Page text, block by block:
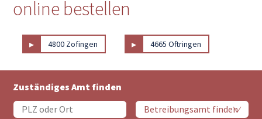
online bestellen
▸ 4800 Zofingen ▸ 4665 Oftringen
Zuständiges Amt finden